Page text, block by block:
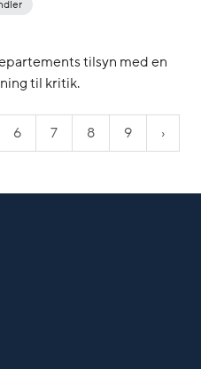
tilsyn med en
til kritik.
6 7 8 9